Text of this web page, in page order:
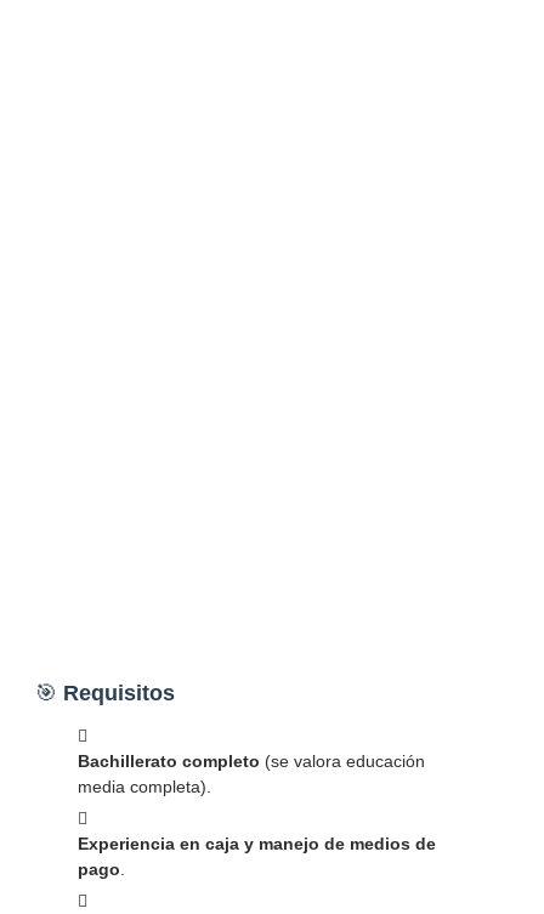
🎯 Requisitos
Bachillerato completo (se valora educación
media completa).
Experiencia en caja y manejo de medios de
pago